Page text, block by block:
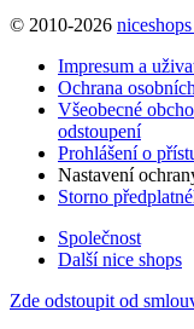
© 2010-2026
Impresum a
Ochrana
Všeobecné
odstoupení
Prohlášení o
Nastavení
Storno
Společnost
Další nice shops
Zde odstoupit od